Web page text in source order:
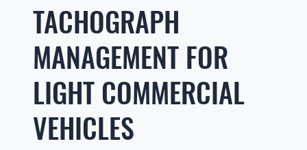
TACHOGRAPH
MANAGEMENT FOR
LIGHT COMMERCIAL
VEHICLES